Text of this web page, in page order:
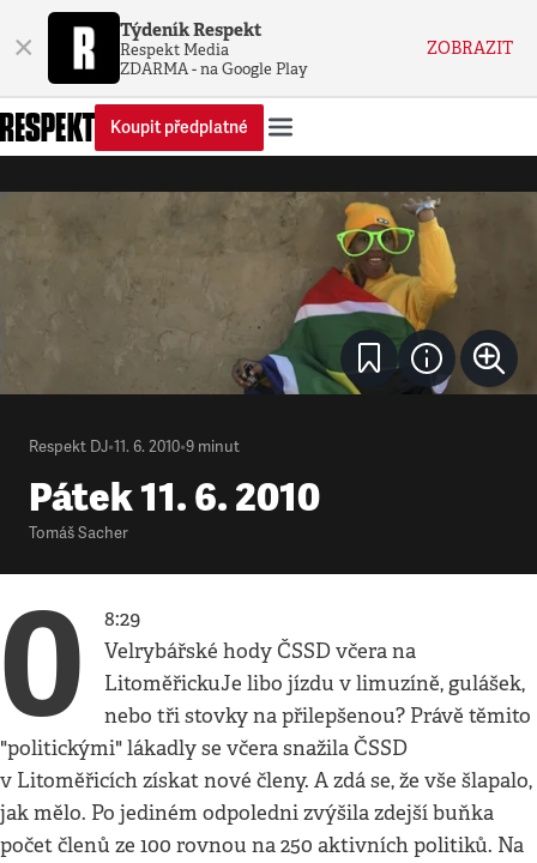
× Týdeník Respekt
Respekt Media
ZDARMA - na Google Play
ZOBRAZIT
Koupit předplatné
Respekt DJ•11. 6. 2010•9 minut
Pátek 11. 6. 2010
Tomáš Sacher
0
8:29
Velrybářské hody ČSSD včera na
LitoměřickuJe libo jízdu v limuzíně, gulášek,
nebo tři stovky na přilepšenou? Právě těmito
"politickými" lákadly se včera snažila ČSSD
v Litoměřicích získat nové členy. A zdá se, že vše šlapalo,
jak mělo. Po jediném odpoledni zvýšila zdejší buňka
počet členů ze 100 rovnou na 250 aktivních politiků. Na